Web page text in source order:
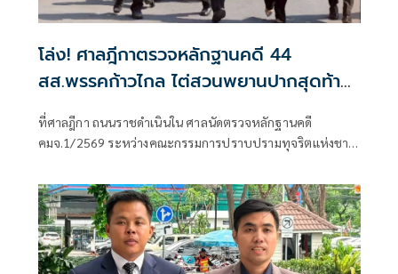
โล่ง! ศาลฎีกาตรวจหลักฐานคดี 44
สส.พรรคก้าวไกล ไต่สวนพยานปากสุดท้าย
18 พ.ค.ปีหน้าก่อนนัดตัดสิน
ที่ศาลฎีกา ถนนราชดำเนินใน ศาลนัดตรวจหลักฐานคดี
คมจ.1/2569 ระหว่างคณะกรรมการปราบปรามทุจริตแห่งชาติ